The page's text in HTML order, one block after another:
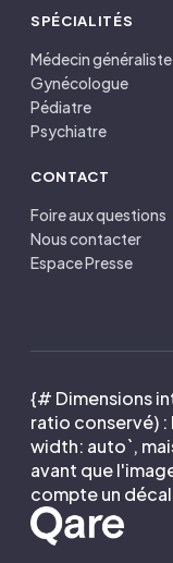
SPÉCIALITÉS
Médecin généraliste
Gynécologue
Pédiatre
Psychiatre
CONTACT
Foire aux questions
Nous contacter
Espace Presse
{# Dimensions
ratio conservé) :
width: auto`,
avant que
compte un